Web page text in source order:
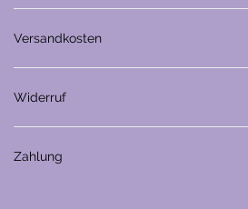
Versandkosten
Widerruf
Zahlung